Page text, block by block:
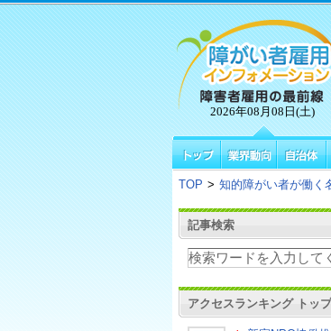
2026年08月08日(土)
TOP > 知的障がい者が働く
記事検索
アクセスランキング トッ